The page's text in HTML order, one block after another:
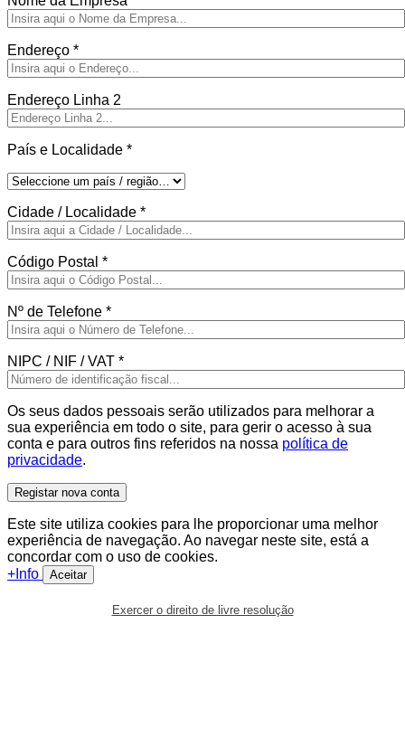
Endereço *
Endereço Linha 2
País e Localidade *
Cidade / Localidade *
Código Postal *
Nº de Telefone *
NIPC / NIF / VAT *
Os seus dados pessoais serão utilizados para melhorar a
sua experiência em todo o site, para gerir o acesso à sua
conta e para outros fins referidos na nossa política de
privacidade.
Registar nova conta
Este site utiliza cookies para lhe proporcionar uma melhor
experiência de navegação. Ao navegar neste site, está a
concordar com o uso de cookies.
+Info
Aceitar
Exercer o direito de livre resolução